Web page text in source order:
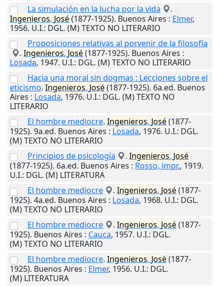
La simulación en la lucha por la vida
.
Ingenieros, José(1877-1925). Buenos Aires : Elmer,
1956. U.I.: DGL. (M) TEXTO NO LITERARIO
Proposiciones relativas al porvenir de la filosofía
. Ingenieros, José(1877-1925). Buenos Aires :
Losada, 1947. U.I.: DGL. (M) TEXTO NO LITERARIO
Hacia una moral sin dogmas : Lecciones sobre el
eticismo. Ingenieros, José(1877-1925). 6a.ed. Buenos
Aires : Losada, 1976. U.I.: DGL. (M) TEXTO NO
LITERARIO
El hombre mediocre. Ingenieros, José(1877-
1925). 9a.ed. Buenos Aires : Losada, 1976. U.I.: DGL.
(M) TEXTO NO LITERARIO
Principios de psicología
. Ingenieros, José
(1877-1925). 6a.ed. Buenos Aires : Rosso, impr., 1919.
U.I.: DGL. (M) LITERATURA
El hombre mediocre
. Ingenieros, José(1877-
1925). 4a.ed. Buenos Aires : Losada, 1968. U.I.: DGL.
(M) TEXTO NO LITERARIO
El hombre mediocre
. Ingenieros, José(1877-
1925). Buenos Aires : Cauca, 1957. U.I.: DGL.
(M) TEXTO NO LITERARIO
El hombre mediocre. Ingenieros, José(1877-
1925). Buenos Aires : Elmer, 1956. U.I.: DGL.
(M) LITERATURA